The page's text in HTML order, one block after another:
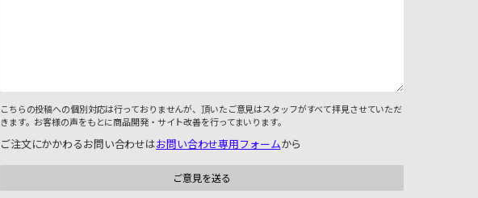
こちらの投稿への個別対応は行っておりませんが、頂いたご意見はスタッフがすべて拝見させていただ
きます。お客様の声をもとに商品開発・サイト改善を行ってまいります。
ご注文にかかわるお問い合わせはお問い合わせ専用フォームから